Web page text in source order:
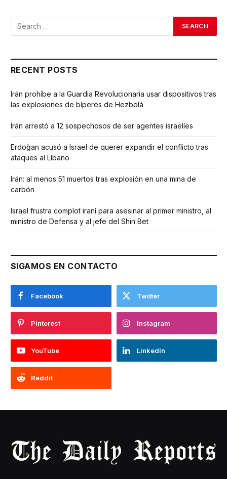
RECENT POSTS
Irán prohíbe a la Guardia Revolucionaria usar dispositivos tras
las explosiones de bíperes de Hezbolá
Irán arrestó a 12 sospechosos de ser agentes israelíes
Erdoğan acusó a Israel de querer expandir el conflicto tras
ataques al Líbano
Irán: al menos 51 muertos tras explosión en una mina de
carbón
Israel frustra complot iraní para asesinar al primer ministro, al
ministro de Defensa y al jefe del Shin Bet
SIGAMOS EN CONTACTO
Facebook Twitter
Pinterest Instagram
YouTube LinkedIn
Reddit